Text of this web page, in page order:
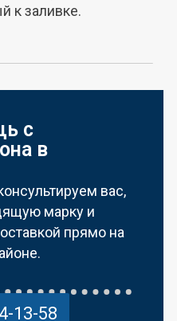
к заливке.
с
в
вас,
марку и
прямо на
13-58